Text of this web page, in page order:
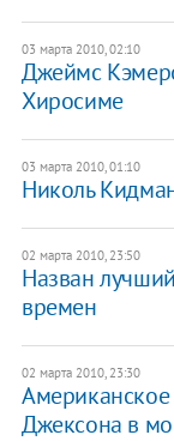
03 марта 2010, 02:10
Джеймс
Хиросиме
03 марта 2010, 01:10
Николь
02 марта 2010, 23:50
Назван
времен
02 марта 2010, 23:30
Джексона в